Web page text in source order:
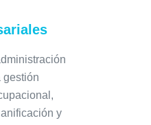
gestión
y